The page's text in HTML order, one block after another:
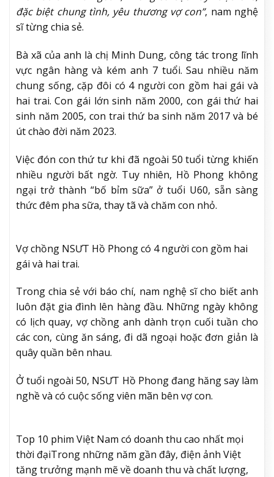
đặc biệt chung tình, yêu thương vợ con”, nam nghệ
sĩ từng chia sẻ.
Bà xã của anh là chị Minh Dung, công tác trong lĩnh
vực ngân hàng và kém anh 7 tuổi. Sau nhiều năm
chung sống, cặp đôi có 4 người con gồm hai gái và
hai trai. Con gái lớn sinh năm 2000, con gái thứ hai
sinh năm 2005, con trai thứ ba sinh năm 2017 và bé
út chào đời năm 2023.
Việc đón con thứ tư khi đã ngoài 50 tuổi từng khiến
nhiều người bất ngờ. Tuy nhiên, Hồ Phong không
ngại trở thành “bố bỉm sữa” ở tuổi U60, sẵn sàng
thức đêm pha sữa, thay tã và chăm con nhỏ.
Vợ chồng NSƯT Hồ Phong có 4 người con gồm hai
gái và hai trai.
Trong chia sẻ với báo chí, nam nghệ sĩ cho biết anh
luôn đặt gia đình lên hàng đầu. Những ngày không
có lịch quay, vợ chồng anh dành trọn cuối tuần cho
các con, cùng ăn sáng, đi dã ngoại hoặc đơn giản là
quây quần bên nhau.
Ở tuổi ngoài 50, NSƯT Hồ Phong đang hăng say làm
nghề và có cuộc sống viên mãn bên vợ con.
Top 10 phim Việt Nam có doanh thu cao nhất mọi
thời đạiTrong những năm gần đây, điện ảnh Việt
tăng trưởng mạnh mẽ về doanh thu và chất lượng,